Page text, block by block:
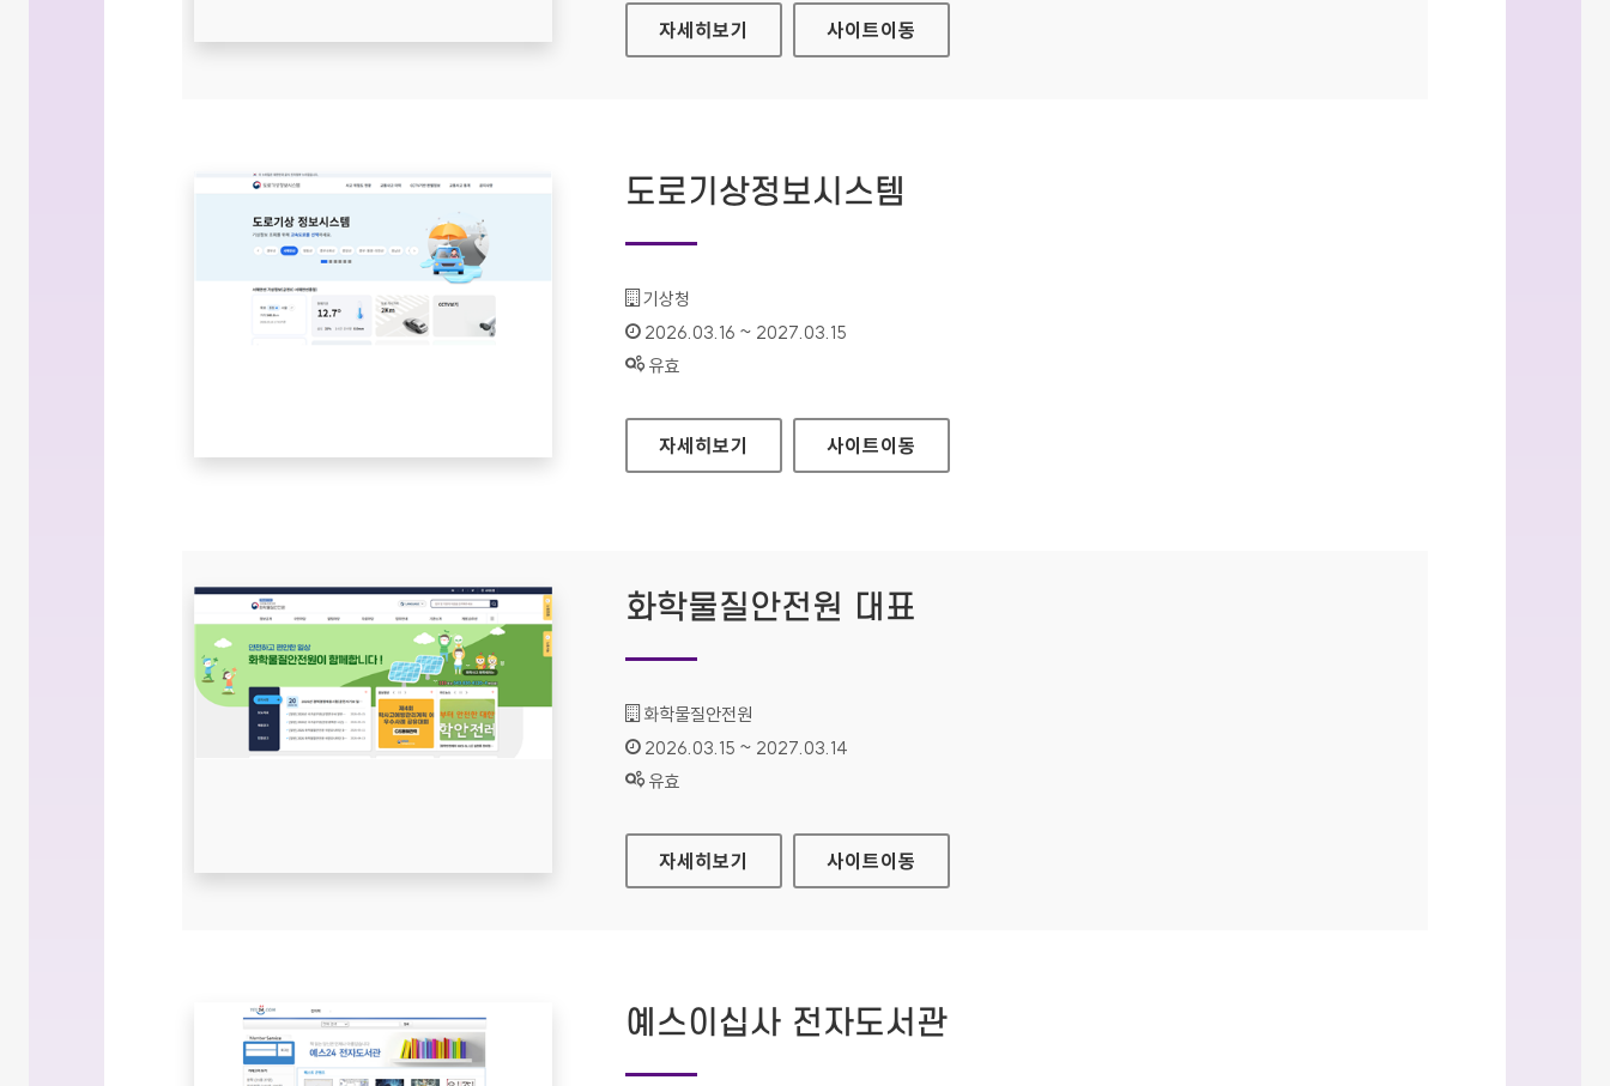
한국예술종합학교 대표
자세히보기 사이트이동
도로기상정보시스템
기관명 :
기상청
인증기간 :
2026.03.16 ~ 2027.03.15
상태 :
유효
도로기상정보시스템
자세히보기 사이트이동
화학물질안전원 대표
기관명 :
화학물질안전원
인증기간 :
2026.03.15 ~ 2027.03.14
상태 :
유효
화학물질안전원 대표
자세히보기 사이트이동
예스이십사 전자도서관